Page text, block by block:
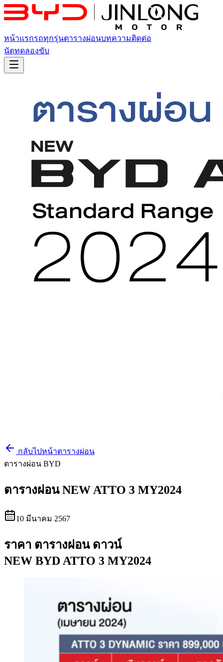
หน้าแรกรถทุกรุ่นตารางผ่อนบทความติดต่อ
นัดทดลองขับ
กลับไปหน้าตารางผ่อน
ตารางผ่อน BYD
ตารางผ่อน NEW ATTO 3 MY2024
10 มีนาคม 2567
ราคา ตารางผ่อน ดาวน์
NEW BYD ATTO 3 MY2024